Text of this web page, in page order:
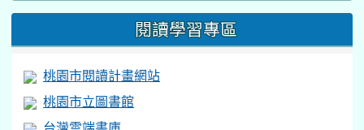
閱讀學習專區
桃園市閱讀計畫網站
桃園市立圖書館